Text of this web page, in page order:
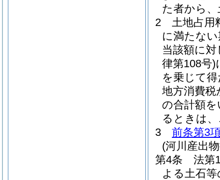
た者から
2
土地占用
に満たな
当該額に
律第108号)
を乗じて
地方消費
の合計額
るときは
3
前条第3
(河川産出
第4条
法第
よる土石